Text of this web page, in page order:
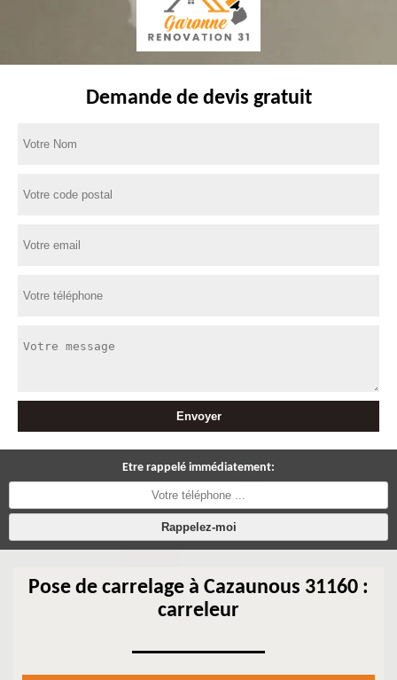
Demande de devis gratuit
Etre rappelé immédiatement:
Pose de carrelage à Cazaunous 31160 :
carreleur